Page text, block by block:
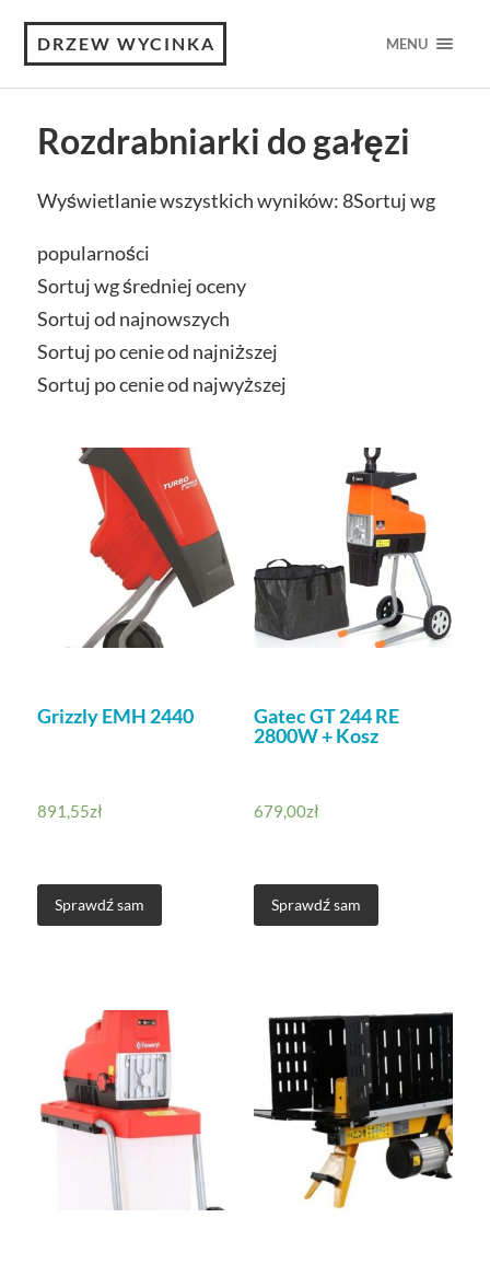
DRZEW WYCINKA MENU
Rozdrabniarki do gałęzi
Wyświetlanie wszystkich wyników: 8Sortuj wg
popularności
Sortuj wg średniej oceny
Sortuj od najnowszych
Sortuj po cenie od najniższej
Sortuj po cenie od najwyższej
Grizzly EMH 2440
891,55zł
Sprawdź sam
Gatec GT 244 RE
2800W + Kosz
679,00zł
Sprawdź sam